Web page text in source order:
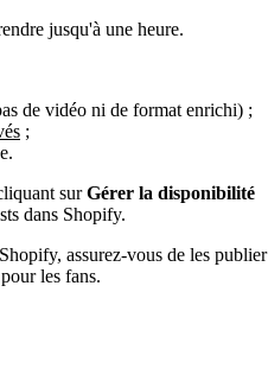
jusqu'à une heure.
de vidéo ni de format enrichi) ;
;
surGérer la disponibilité
dans Shopify.
assurez-vous de les publier
les fans.